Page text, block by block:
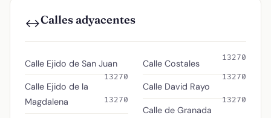
↔️Calles adyacentes
Calle Ejido de San Juan
13270
Calle Ejido de la
Magdalena
13270
13270
Calle Costales
13270
Calle David Rayo
13270
Calle de Granada